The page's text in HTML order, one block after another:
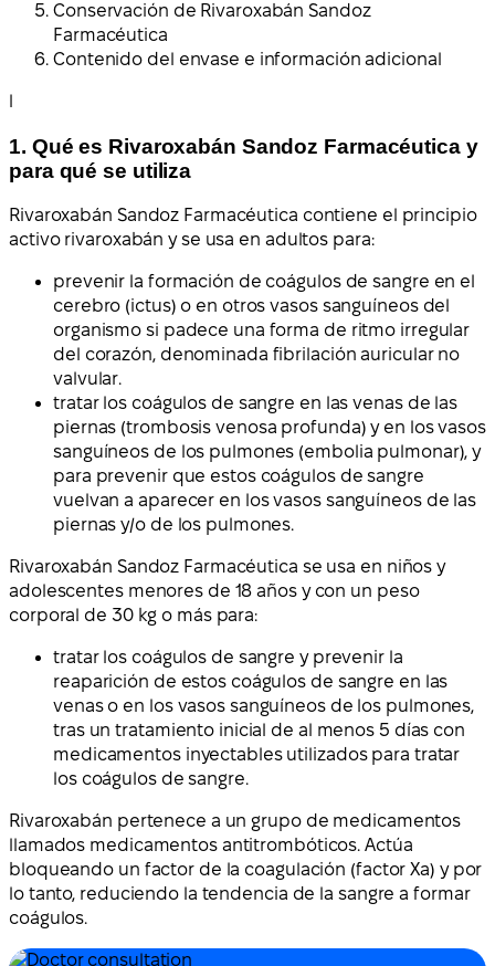
Conservación de Rivaroxabán Sandoz
Farmacéutica
Contenido del envase e información adicional
l
1. Qué es Rivaroxabán Sandoz Farmacéutica y
para qué se utiliza
Rivaroxabán Sandoz Farmacéutica contiene el principio
activo rivaroxabán y se usa en adultos para:
prevenir la formación de coágulos de sangre en el
cerebro (ictus) o en otros vasos sanguíneos del
organismo si padece una forma de ritmo irregular
del corazón, denominada fibrilación auricular no
valvular.
tratar los coágulos de sangre en las venas de las
piernas (trombosis venosa profunda) y en los vasos
sanguíneos de los pulmones (embolia pulmonar), y
para prevenir que estos coágulos de sangre
vuelvan a aparecer en los vasos sanguíneos de las
piernas y/o de los pulmones.
Rivaroxabán Sandoz Farmacéutica se usa en niños y
adolescentes menores de 18 años y con un peso
corporal de 30 kg o más para:
tratar los coágulos de sangre y prevenir la
reaparición de estos coágulos de sangre en las
venas o en los vasos sanguíneos de los pulmones,
tras un tratamiento inicial de al menos 5 días con
medicamentos inyectables utilizados para tratar
los coágulos de sangre.
Rivaroxabán pertenece a un grupo de medicamentos
llamados medicamentos antitrombóticos. Actúa
bloqueando un factor de la coagulación (factor Xa) y por
lo tanto, reduciendo la tendencia de la sangre a formar
coágulos.